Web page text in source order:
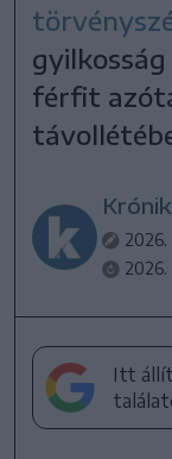
férfit
2026.
2026.
Itt